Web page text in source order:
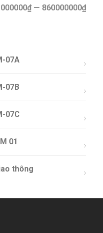
— 860000000₫
07A
07B
07C
01
thông